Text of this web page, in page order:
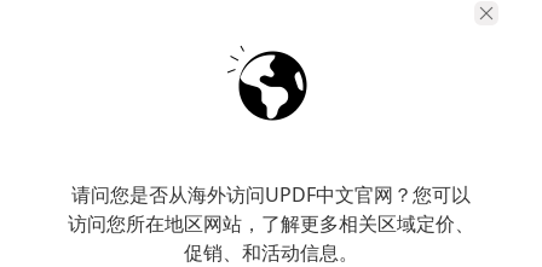
请问您是否从海外访问UPDF中文官网？您可以
访问您所在地区网站，了解更多相关区域定价、
促销、和活动信息。
5. PDF-XChange Editor
PDF-XChange Editor是一款功能全面且灵活的
PDF编辑工具。它支持文本编辑、注释、签名等